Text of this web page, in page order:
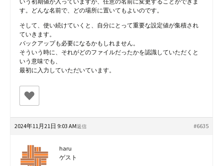
す。どんな名前で、どの場所に置いてもよいのです。
そして、使い続けていくと、自分にとって重要な設定値が集積され
ていきます。
バックアップも必要になるかもしれません。
そういう時に、それがどのファイルだったかを認識していただくと
いう意味でも、
最初に入力していただいています。
2024年11月21日 9:03 AM #6635
返信
haru
ゲスト